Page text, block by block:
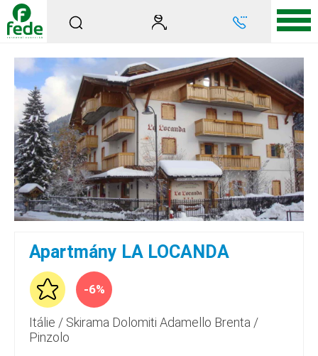
Apartmány LA LOCANDA
-6%
Itálie / Skirama Dolomiti Adamello Brenta /
Pinzolo